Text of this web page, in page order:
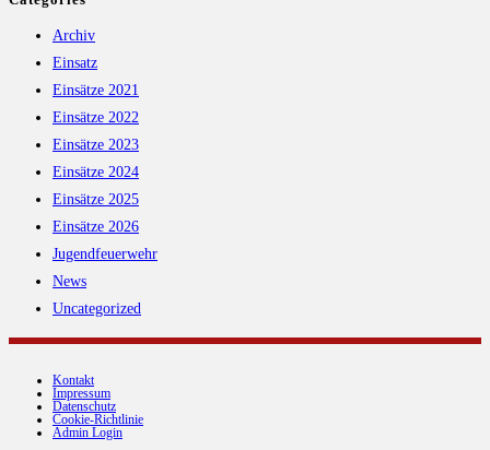
Archiv
Einsatz
Einsätze 2021
Einsätze 2022
Einsätze 2023
Einsätze 2024
Einsätze 2025
Einsätze 2026
Jugendfeuerwehr
News
Uncategorized
Kontakt
Impressum
Datenschutz
Cookie-Richtlinie
Admin Login